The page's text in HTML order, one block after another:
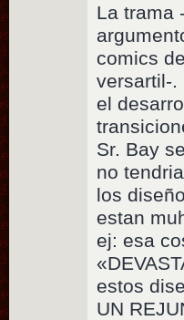
La trama
comics
versartil-.
el
Sr. Bay
no
los
estan
ej: esa
estos
UN